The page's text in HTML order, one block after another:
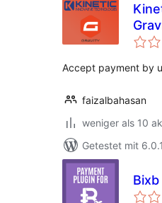
Accept payment by
faizalbahasan
weniger als 10
Getestet mit